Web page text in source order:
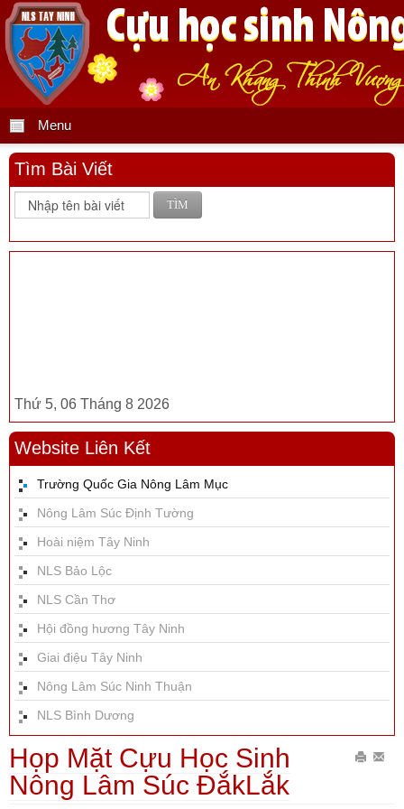
Menu
Tìm Bài Viết
TÌM
Thứ 5, 06 Tháng 8 2026
Website Liên Kết
Trường Quốc Gia Nông Lâm Mục
Nông Lâm Súc Định Tường
Hoài niệm Tây Ninh
NLS Bảo Lộc
NLS Cần Thơ
Hội đồng hương Tây Ninh
Giai điệu Tây Ninh
Nông Lâm Súc Ninh Thuận
NLS Bình Dương
Họp Mặt Cựu Học Sinh
Nông Lâm Súc ĐắkLắk